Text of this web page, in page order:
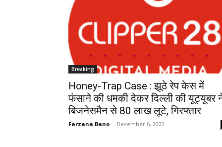
Breaking
Honey-Trap Case : झूठे रेप केस में
फंसाने की धमकी देकर दिल्ली की यूट्यूबर
बिजनेसमैन से 80 लाख लूटे, गिरफ्तार
Farzana Bano - December 6, 2022